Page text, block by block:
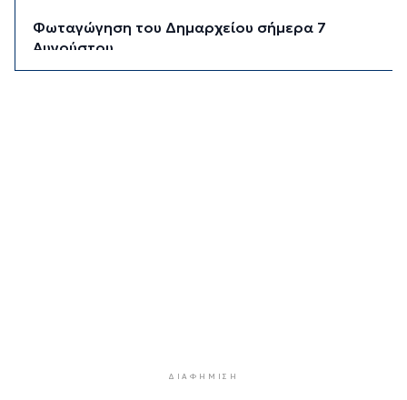
Φωταγώγηση του Δημαρχείου σήμερα 7
Αυγούστου
ΔΙΑΦΉΜΙΣΗ